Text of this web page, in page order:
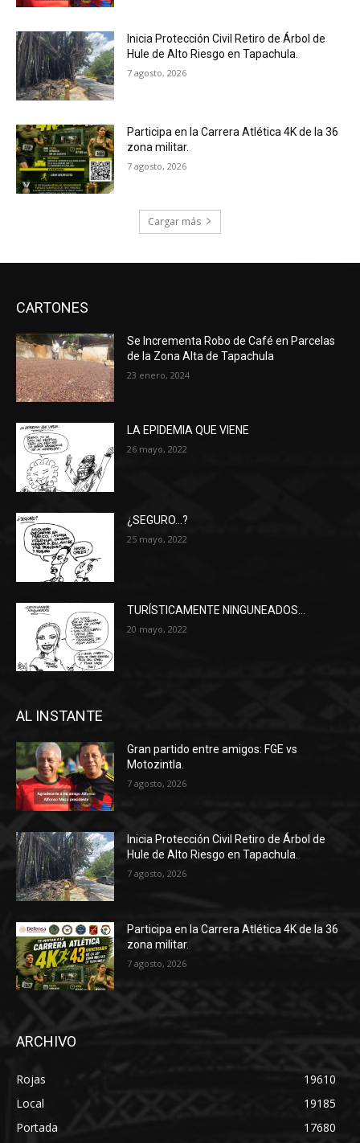
Inicia Protección Civil Retiro de Árbol de
Hule de Alto Riesgo en Tapachula.
7 agosto, 2026
Participa en la Carrera Atlética 4K de la 36
zona militar.
7 agosto, 2026
Cargar más
CARTONES
Se Incrementa Robo de Café en Parcelas
de la Zona Alta de Tapachula
23 enero, 2024
LA EPIDEMIA QUE VIENE
26 mayo, 2022
¿SEGURO…?
25 mayo, 2022
TURÍSTICAMENTE NINGUNEADOS…
20 mayo, 2022
AL INSTANTE
Gran partido entre amigos: FGE vs
Motozintla.
7 agosto, 2026
Inicia Protección Civil Retiro de Árbol de
Hule de Alto Riesgo en Tapachula.
7 agosto, 2026
Participa en la Carrera Atlética 4K de la 36
zona militar.
7 agosto, 2026
ARCHIVO
Rojas
19610
Local
19185
Portada
17680